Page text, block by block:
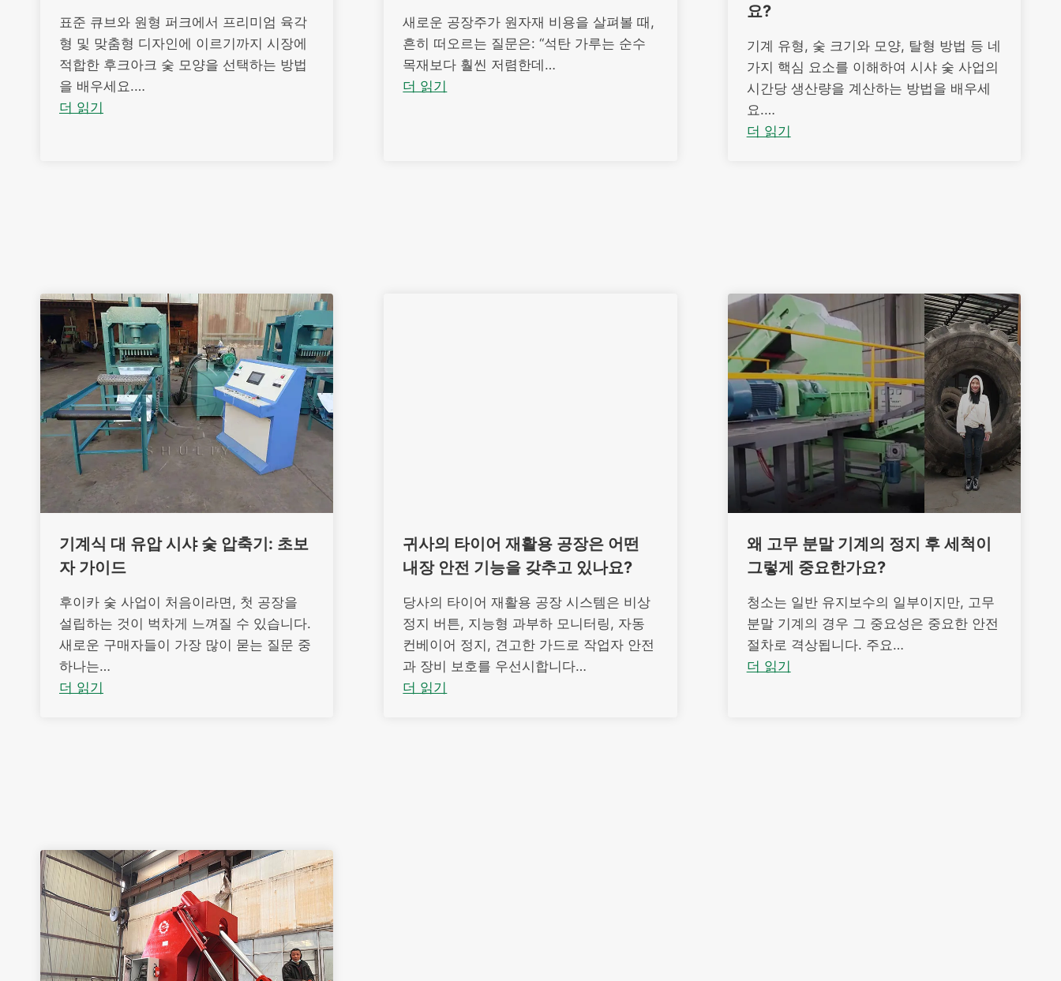
표준 큐브와 원형 퍼크에서 프리미엄 육각
형 및 맞춤형 디자인에 이르기까지 시장에
적합한 후크아크 숯 모양을 선택하는 방법
을 배우세요.…
더 읽기
새로운 공장주가 원자재 비용을 살펴볼 때,
흔히 떠오르는 질문은: “석탄 가루는 순수
목재보다 훨씬 저렴한데…
더 읽기
요?
기계 유형, 숯 크기와 모양, 탈형 방법 등 네
가지 핵심 요소를 이해하여 시샤 숯 사업의
시간당 생산량을 계산하는 방법을 배우세
요.…
더 읽기
기계식 대 유압 시샤 숯 압축기: 초보
자 가이드
후이카 숯 사업이 처음이라면, 첫 공장을
설립하는 것이 벅차게 느껴질 수 있습니다.
새로운 구매자들이 가장 많이 묻는 질문 중
하나는…
더 읽기
귀사의 타이어 재활용 공장은 어떤
내장 안전 기능을 갖추고 있나요?
당사의 타이어 재활용 공장 시스템은 비상
정지 버튼, 지능형 과부하 모니터링, 자동
컨베이어 정지, 견고한 가드로 작업자 안전
과 장비 보호를 우선시합니다…
더 읽기
왜 고무 분말 기계의 정지 후 세척이
그렇게 중요한가요?
청소는 일반 유지보수의 일부이지만, 고무
분말 기계의 경우 그 중요성은 중요한 안전
절차로 격상됩니다. 주요…
더 읽기